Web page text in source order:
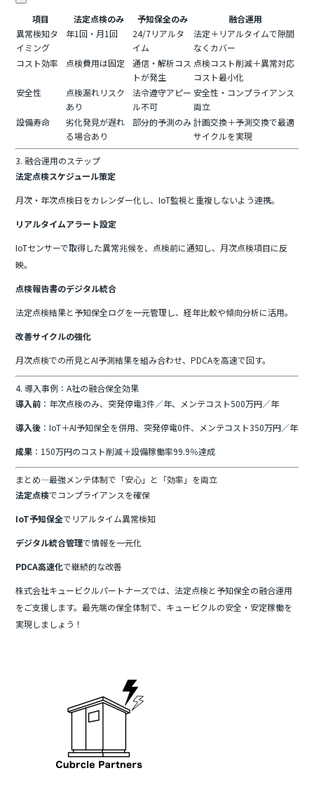
項目 法定点検のみ 予知保全のみ
融合運用
異常検知タ
イミング
年1回・月1回
24/7リアルタ
イム
法定＋リアルタイムで隙間
なくカバー
コスト効率
点検費用は固定
通信・解析コス
トが発生
点検コスト削減＋異常対応
コスト最小化
安全性
点検漏れリスク
あり
法令遵守アピー
ル不可
安全性・コンプライアンス
両立
設備寿命
劣化発見が遅れ
る場合あり
部分的予測のみ 計画交換＋予測交換で最適
サイクルを実現
3. 融合運用のステップ
法定点検スケジュール策定
月次・年次点検日をカレンダー化し、IoT監視と重複しないよう連携。
リアルタイムアラート設定
IoTセンサーで取得した異常兆候を、点検前に通知し、月次点検項目に反
映。
点検報告書のデジタル統合
法定点検結果と予知保全ログを一元管理し、経年比較や傾向分析に活用。
改善サイクルの強化
月次点検での所見とAI予測結果を組み合わせ、PDCAを高速で回す。
4. 導入事例：A社の融合保全効果
導入前 ：年次点検のみ、突発停電3件／年、メンテコスト500万円／年
導入後 ：IoT＋AI予知保全を併用、突発停電0件、メンテコスト350万円／年
成果 ：150万円のコスト削減＋設備稼働率99.9％達成
まとめ—最強メンテ体制で「安心」と「効率」を両立
法定点検でコンプライアンスを確保
IoT予知保全でリアルタイム異常検知
デジタル統合管理で情報を一元化
PDCA高速化で継続的な改善
株式会社キュービクルパートナーズでは、法定点検と予知保全の融合運用
をご支援します。最先端の保全体制で、キュービクルの安全・安定稼働を
実現しましょう！